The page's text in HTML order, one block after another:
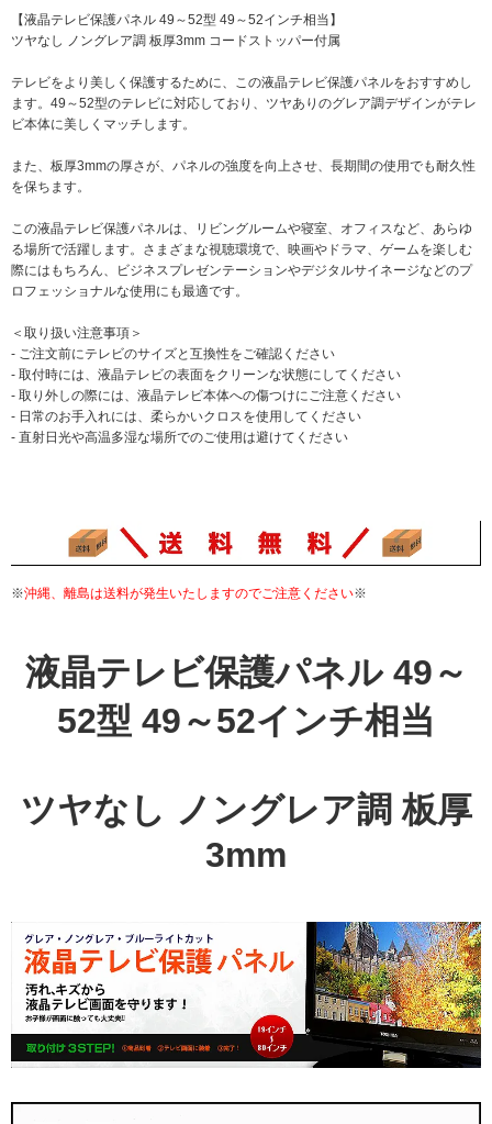
【液晶テレビ保護パネル 49～52型 49～52インチ相当】
ツヤなし ノングレア調 板厚3mm コードストッパー付属
テレビをより美しく保護するために、この液晶テレビ保護パネルをおすすめし
ます。49～52型のテレビに対応しており、ツヤありのグレア調デザインがテレ
ビ本体に美しくマッチします。
また、板厚3mmの厚さが、パネルの強度を向上させ、長期間の使用でも耐久性
を保ちます。
この液晶テレビ保護パネルは、リビングルームや寝室、オフィスなど、あらゆ
る場所で活躍します。さまざまな視聴環境で、映画やドラマ、ゲームを楽しむ
際にはもちろん、ビジネスプレゼンテーションやデジタルサイネージなどのプ
ロフェッショナルな使用にも最適です。
＜取り扱い注意事項＞
- ご注文前にテレビのサイズと互換性をご確認ください
- 取付時には、液晶テレビの表面をクリーンな状態にしてください
- 取り外しの際には、液晶テレビ本体への傷つけにご注意ください
- 日常のお手入れには、柔らかいクロスを使用してください
- 直射日光や高温多湿な場所でのご使用は避けてください
※沖縄、離島は送料が発生いたしますのでご注意ください※
液晶テレビ保護パネル 49～
52型 49～52インチ相当
ツヤなし ノングレア調 板厚
3mm